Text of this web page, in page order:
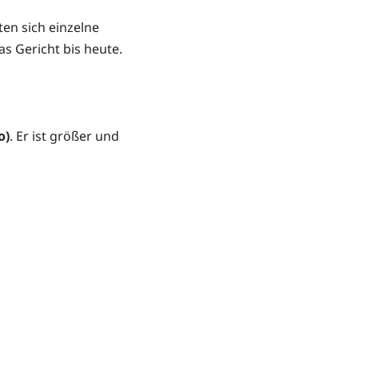
sich einzelne
Gericht bis heute.
. Er ist größer und